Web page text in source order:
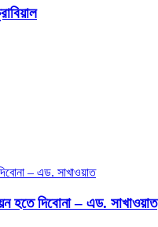
হতে দিবোনা – এড. সাখাওয়াত